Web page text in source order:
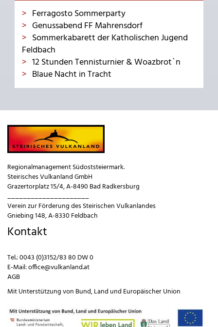
Ferragosto Sommerparty
Genussabend FF Mahrensdorf
Sommerkabarett der Katholischen Jugend
Feldbach
12 Stunden Tennisturnier & Woazbrot`n
Blaue Nacht in Tracht
Regionalmanagement Südoststeiermark.
Steirisches Vulkanland GmbH
Grazertorplatz 15/4, A-8490 Bad Radkersburg
_____________________
Verein zur Förderung des Steirischen Vulkanlandes
Gniebing 148, A-8330 Feldbach
Kontakt
Tel.:0043 (0)3152/83 80 DW 0
E-Mail:office@vulkanland.at
AGB
Mit Unterstützung von Bund,Land und Europäischer Union